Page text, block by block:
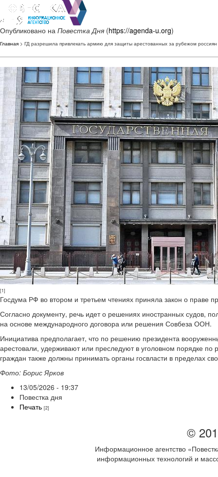
Опубликовано на Повестка Дня (https://agenda-u.org)
Главная > ГД разрешила привлекать армию для защиты арестованных за рубежом россиян
[1]
Госдума РФ во втором и третьем чтениях приняла закон о праве
Согласно документу, речь идет о решениях иностранных судов,
на основе международного договора или решения Совбеза ООН.
Инициатива предполагает, что по решению президента
арестовали, удерживают или преследуют в уголовном порядке
граждан также должны принимать органы госвласти в пределах
Фото: Борис Ярков
13/05/2026 - 19:37
Повестка дня
Печать [2]
©
Информационное агентство
информационных технологий и